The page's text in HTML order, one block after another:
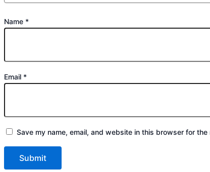
Name *
Email *
Save my name, email, and website in this browser for the